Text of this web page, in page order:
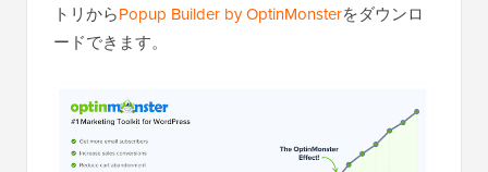
トリからPopup Builder by OptinMonsterをダウンロ
ードできます。